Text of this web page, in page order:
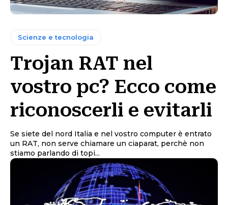
Scienze e tecnologia
Trojan RAT nel
vostro pc? Ecco come
riconoscerli e evitarli
Se siete del nord Italia e nel vostro computer è entrato
un RAT, non serve chiamare un ciaparat, perchè non
stiamo parlando di topi...